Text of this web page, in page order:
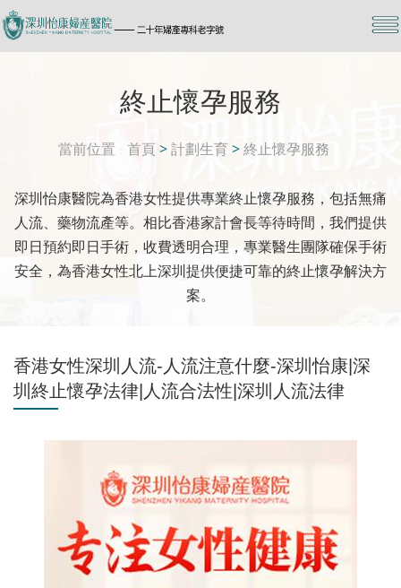
終止懷孕服務
當前位置 首頁 >計劃生育>終止懷孕服務
深圳怡康醫院為香港女性提供專業終止懷孕服務，包括無痛
人流、藥物流產等。相比香港家計會長等待時間，我們提供
即日預約即日手術，收費透明合理，專業醫生團隊確保手術
安全，為香港女性北上深圳提供便捷可靠的終止懷孕解決方
案。
香港女性深圳人流-人流注意什麼-深圳怡康|深
圳終止懷孕法律|人流合法性|深圳人流法律